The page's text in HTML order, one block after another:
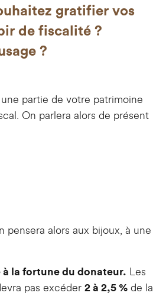
gratifier vos
de fiscalité ?
?
partie de votre patrimoine
On parlera alors de présent
alors aux bijoux, à une
la fortune du donateur. Les
pas excéder 2 à 2,5 % de la